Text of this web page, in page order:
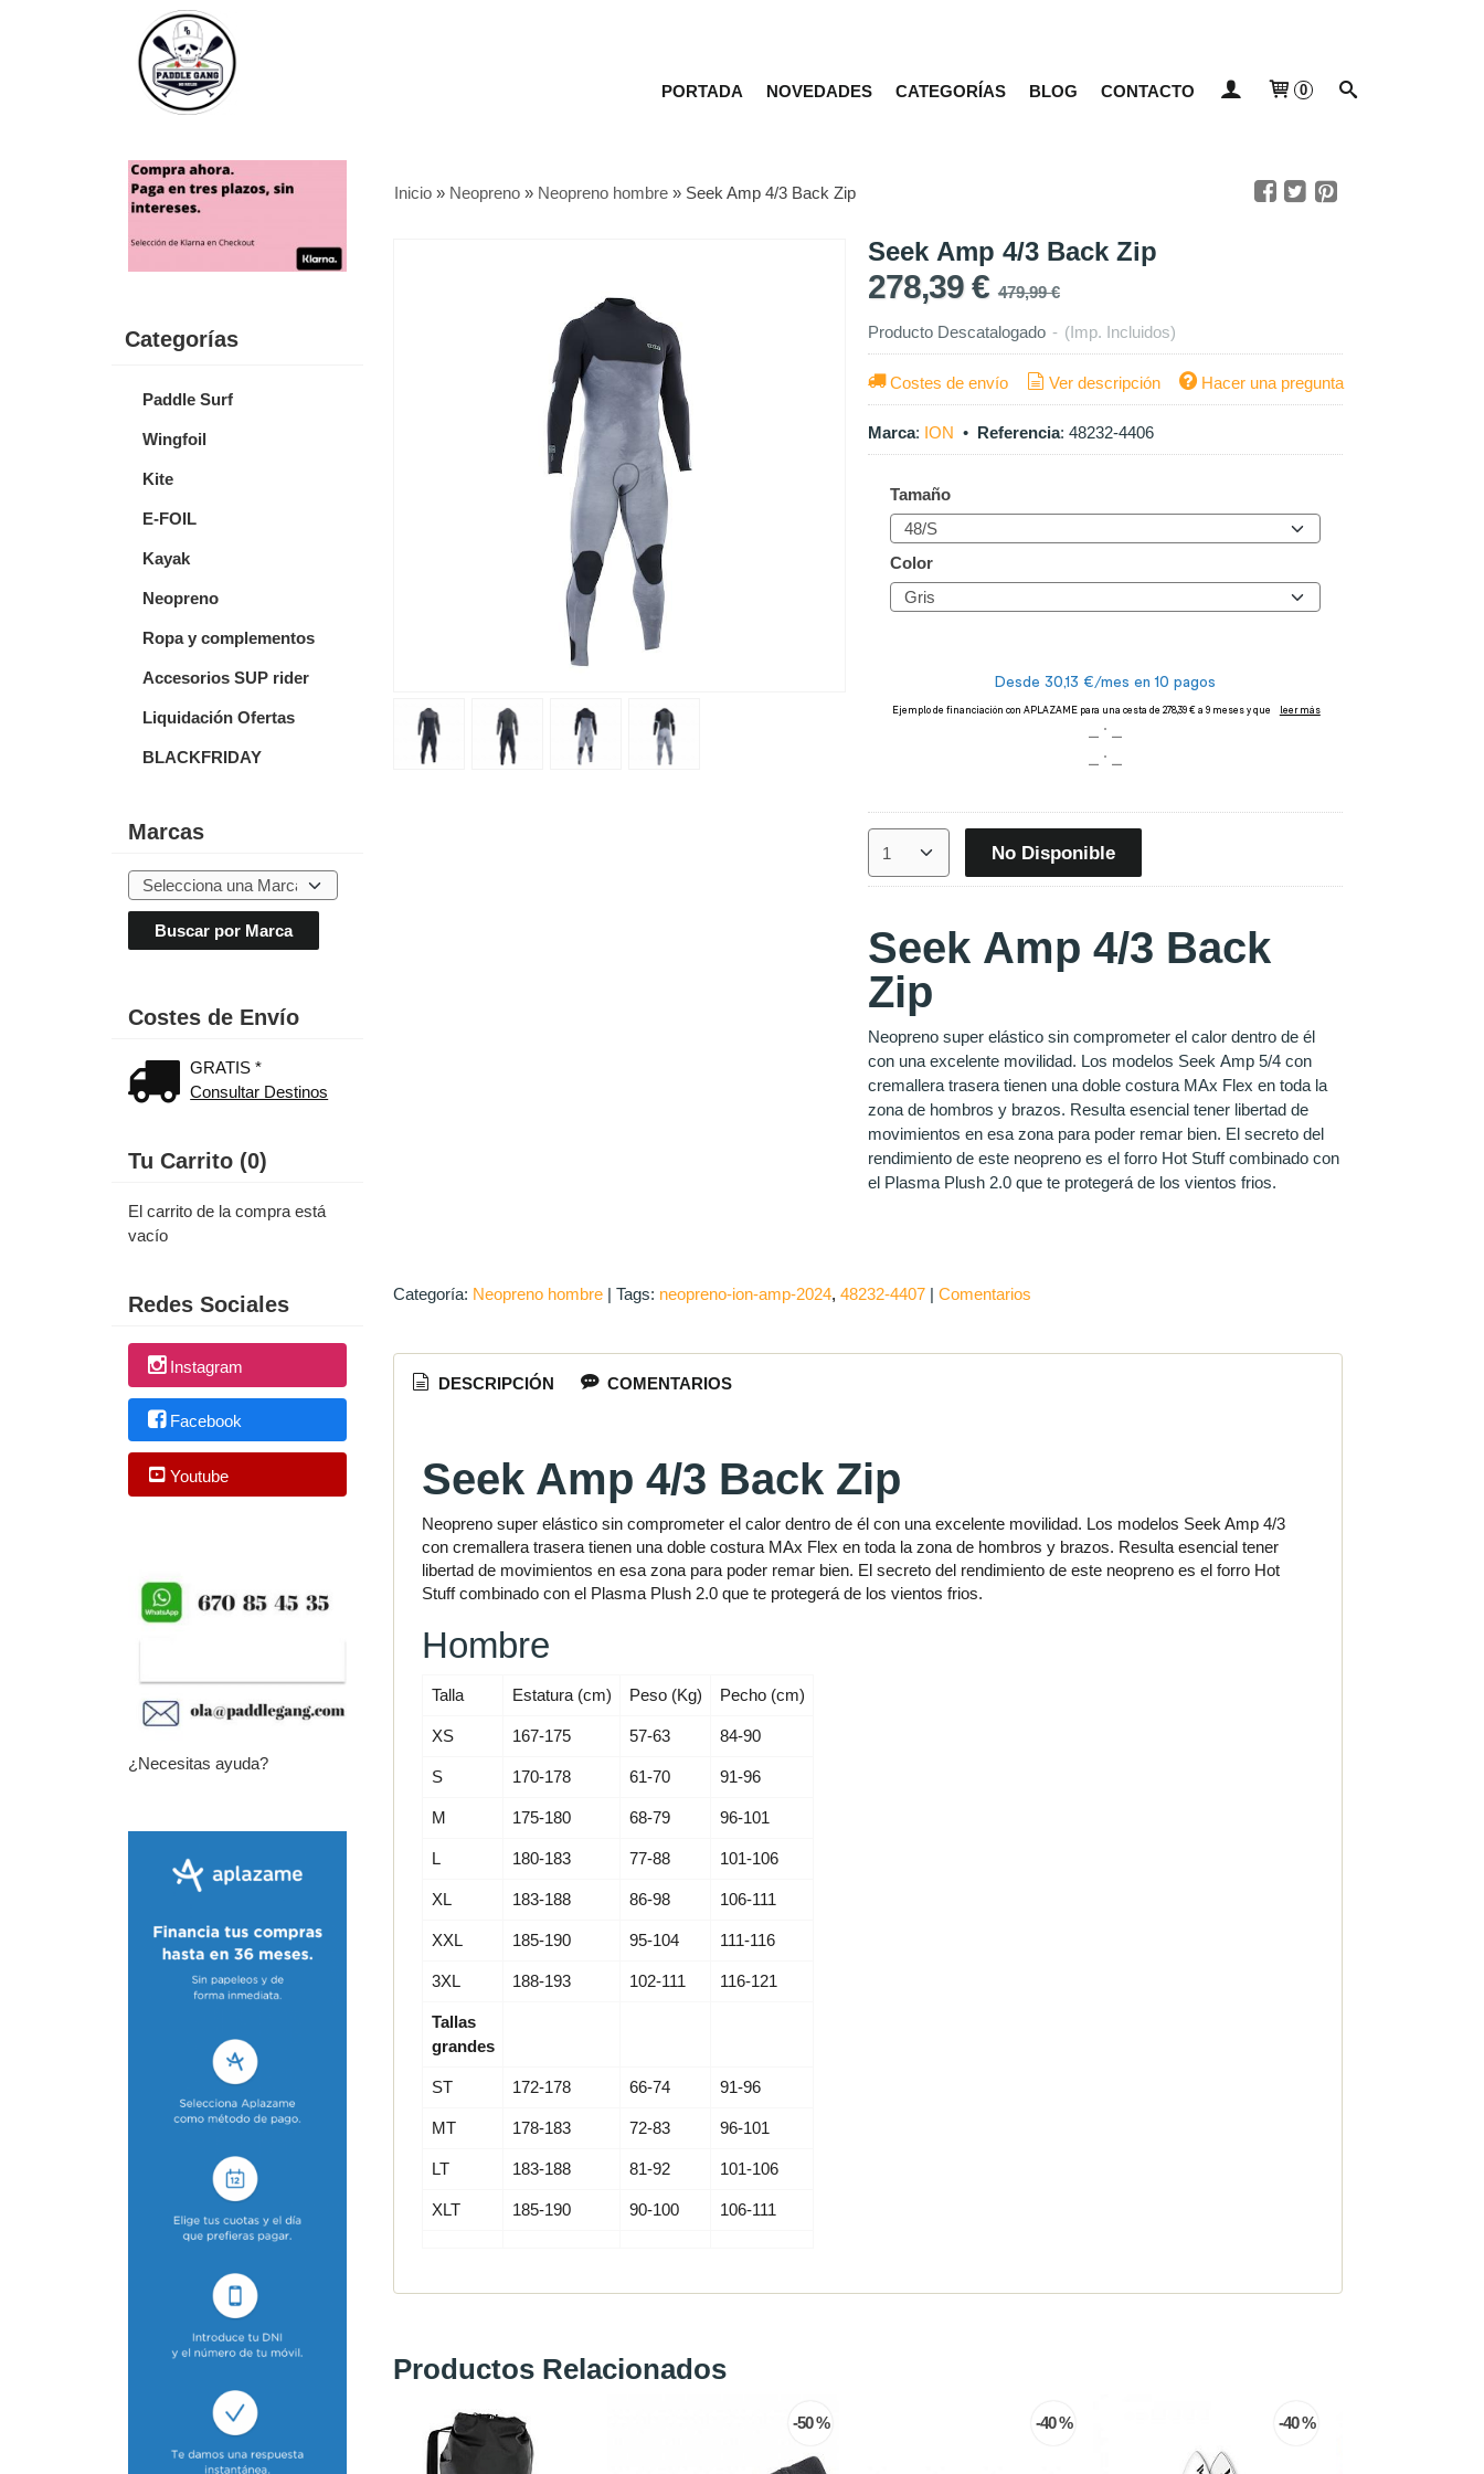
PORTADA NOVEDADES CATEGORÍAS BLOG CONTACTO 0
Categorías
Paddle Surf
Wingfoil
Kite
E-FOIL
Kayak
Neopreno
Ropa y complementos
Accesorios SUP rider
Liquidación Ofertas
BLACKFRIDAY
Marcas
Costes de Envío
GRATIS *
Consultar Destinos
Tu Carrito (0)
El carrito de la compra está
vacío
Redes Sociales
Instagram
Facebook
Youtube
¿Necesitas ayuda?
Inicio» Neopreno» Neopreno hombre» Seek Amp 4/3 Back Zip
Seek Amp 4/3 Back Zip
278,39 € 479,99 €
Producto Descatalogado - (Imp. Incluidos)
Costes de envío Ver descripción Hacer una pregunta
Marca: ION • Referencia: 48232-4406
Tamaño
Color
No Disponible
Seek Amp 4/3 Back
Zip
Neopreno super elástico sin comprometer el calor dentro de él
con una excelente movilidad. Los modelos Seek Amp 5/4 con
cremallera trasera tienen una doble costura MAx Flex en toda la
zona de hombros y brazos. Resulta esencial tener libertad de
movimientos en esa zona para poder remar bien. El secreto del
rendimiento de este neopreno es el forro Hot Stuff combinado con
el Plasma Plush 2.0 que te protegerá de los vientos frios.
Categoría: Neopreno hombre| Tags: neopreno-ion-amp-2024 48232-4407 | Comentarios
DESCRIPCIÓN COMENTARIOS
Seek Amp 4/3 Back Zip
Neopreno super elástico sin comprometer el calor dentro de él con una excelente movilidad. Los modelos Seek Amp 4/3
con cremallera trasera tienen una doble costura MAx Flex en toda la zona de hombros y brazos. Resulta esencial tener
libertad de movimientos en esa zona para poder remar bien. El secreto del rendimiento de este neopreno es el forro Hot
Stuff combinado con el Plasma Plush 2.0 que te protegerá de los vientos frios.
Hombre
Talla Estatura (cm) Peso (Kg) Pecho (cm)
XS 167-175 57-63 84-90
S 170-178 61-70 91-96
M 175-180 68-79 96-101
L 180-183 77-88 101-106
XL 183-188 86-98 106-111
XXL 185-190 95-104 111-116
3XL 188-193 102-111 116-121
Tallas
grandes
ST 172-178 66-74 91-96
MT 178-183 72-83 96-101
LT 183-188 81-92 101-106
XLT 185-190 90-100 106-111
Productos Relacionados